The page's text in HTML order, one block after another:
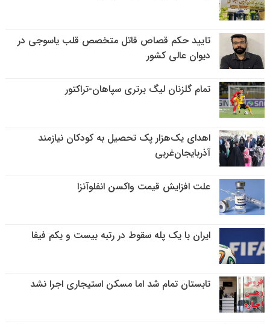
تایید حکم قصاص قاتل متخصص قلب یاسوجی در
دیوان عالی کشور
تمام گلزنان لیگ‌ برتری سپاهان-تراکتور
اهدای یک‌هزار پک تحصیل به کودکان نیازمند
آذربایجان‌غربی
علت افزایش قیمت واکسن انفلوآنزا
ایران با یک پله سقوط در رتبه بیست و یکم فیفا
تابستان تمام شد اما مسکن استیجاری اجرا نشد